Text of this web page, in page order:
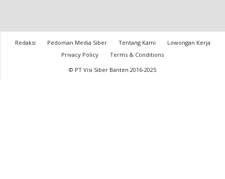
Redaksi Pedoman Media Siber Tentang Kami
Lowongan Kerja
Privacy Policy
Terms & Conditions
© PT Visi Siber Banten 2016-2025